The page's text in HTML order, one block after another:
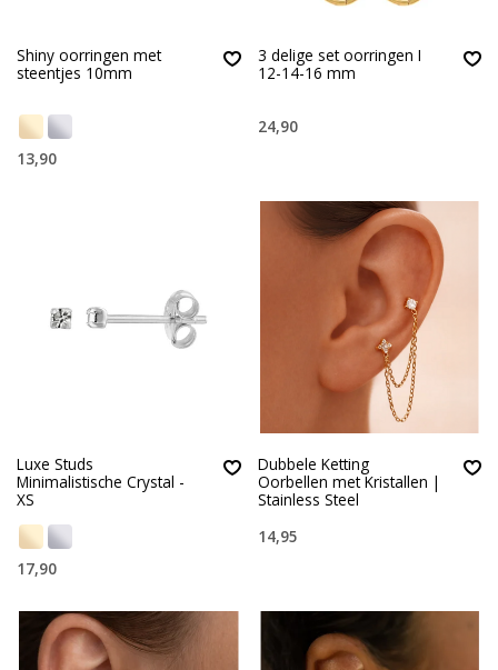
Shiny oorringen met
steentjes 10mm
13,90
3 delige set oorringen I
12-14-16 mm
24,90
Luxe Studs
Minimalistische Crystal -
XS
17,90
Dubbele Ketting
Oorbellen met Kristallen |
Stainless Steel
14,95